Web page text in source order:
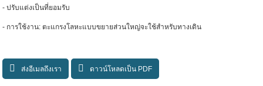
- ปรับแต่งเป็นที่ยอมรับ
- การใช้งาน: ตะแกรงโลหะแบบขยายส่วนใหญ่จะใช้สำหรับทางเดิน
ส่งอีเมลถึงเรา ดาวน์โหลดเป็น PDF